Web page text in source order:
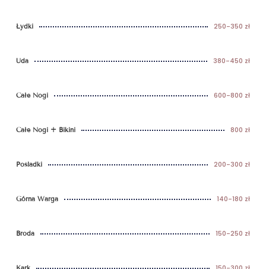
Łydki 250-350 zł
Uda 380-450 zł
Całe Nogi 600-800 zł
Całe Nogi + Bikini 800 zł
Pośladki 200-300 zł
Górna Warga 140-180 zł
Broda 150-250 zł